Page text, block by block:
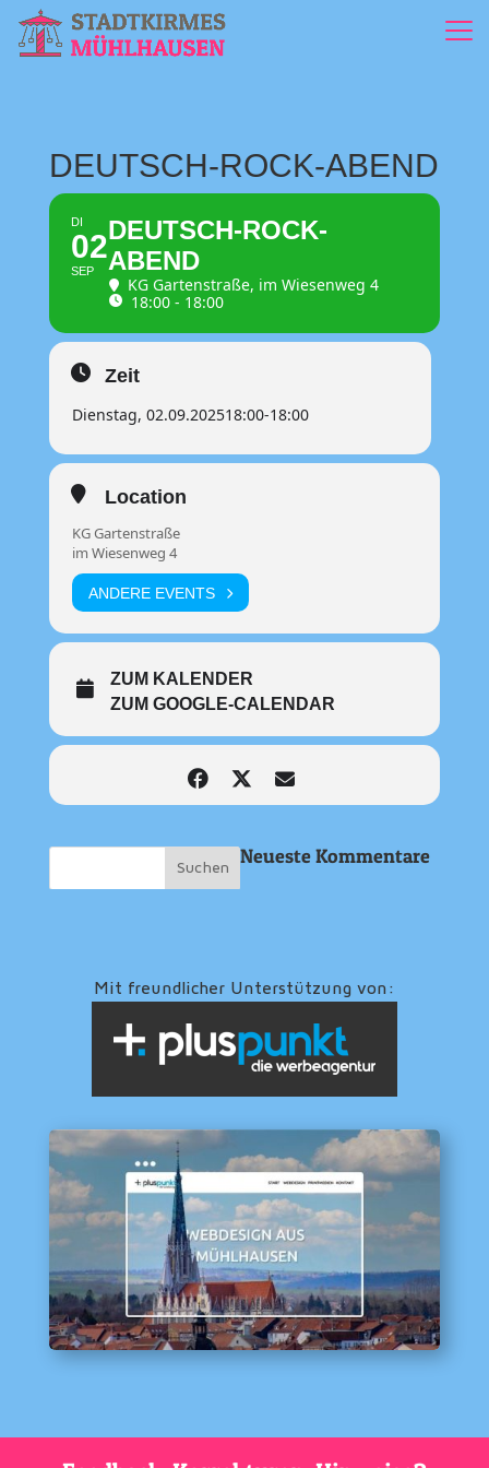
DEUTSCH-ROCK-ABEND
DI
02
SEP
DEUTSCH-ROCK-
ABEND
KG Gartenstraße, im Wiesenweg 4
18:00 - 18:00
Zeit
Dienstag, 02.09.202518:00-18:00
Location
KG Gartenstraße
im Wiesenweg 4
ANDERE EVENTS
ZUM KALENDER
ZUM GOOGLE-CALENDAR
Neueste Kommentare
Mit freundlicher Unterstützung von: